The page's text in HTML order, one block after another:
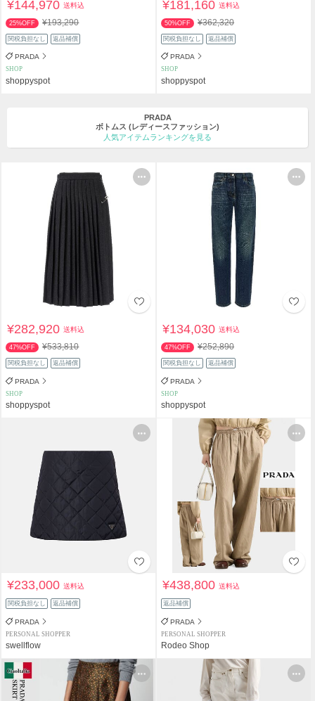
¥144,970送料込
25%OFF ¥193,290
関税負担なし 返品補償
PRADA
SHOP
shoppyspot
¥181,160送料込
50%OFF ¥362,320
関税負担なし 返品補償
PRADA
SHOP
shoppyspot
PRADA
ボトムス (レディースファッション)
人気アイテムランキングを見る
¥282,920送料込
47%OFF ¥533,810
関税負担なし 返品補償
PRADA
SHOP
shoppyspot
¥134,030送料込
47%OFF ¥252,890
関税負担なし 返品補償
PRADA
SHOP
shoppyspot
¥233,000送料込
関税負担なし 返品補償
PRADA
PERSONAL SHOPPER
swellflow
¥438,800送料込
返品補償
PRADA
PERSONAL SHOPPER
Rodeo Shop